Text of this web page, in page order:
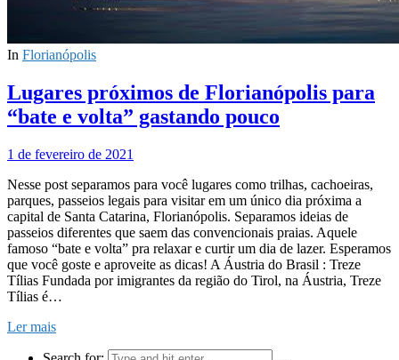
In Florianópolis
Lugares próximos de Florianópolis para
“bate e volta” gastando pouco
1 de fevereiro de 2021
Nesse post separamos para você lugares como trilhas, cachoeiras,
parques, passeios legais para visitar em um único dia próxima a
capital de Santa Catarina, Florianópolis. Separamos ideias de
passeios diferentes que saem das convencionais praias. Aquele
famoso “bate e volta” pra relaxar e curtir um dia de lazer. Esperamos
que você goste e aproveite as dicas! A Áustria do Brasil : Treze
Tílias Fundada por imigrantes da região do Tirol, na Áustria, Treze
Tílias é…
Ler mais